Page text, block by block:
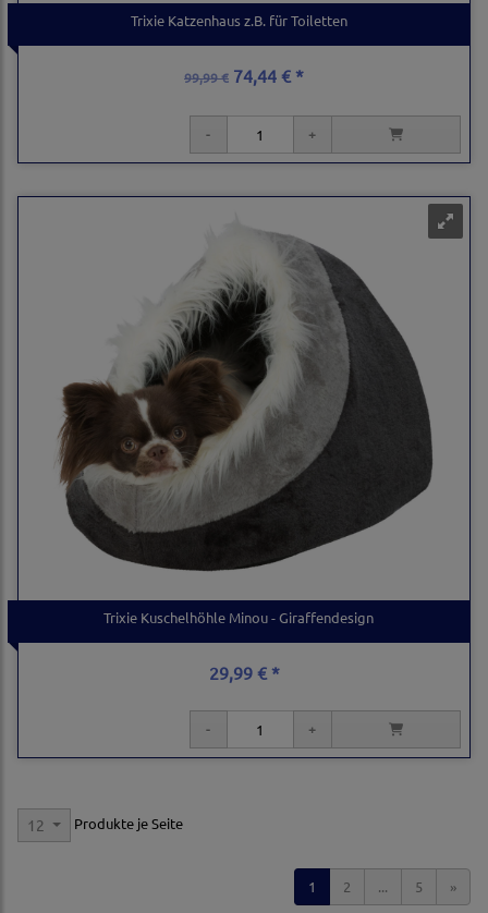
Trixie Katzenhaus z.B. für Toiletten
99,99 € 74,44 € *
Trixie Kuschelhöhle Minou - Giraffendesign
29,99 € *
12 Produkte je Seite
1 2 ... 5 »